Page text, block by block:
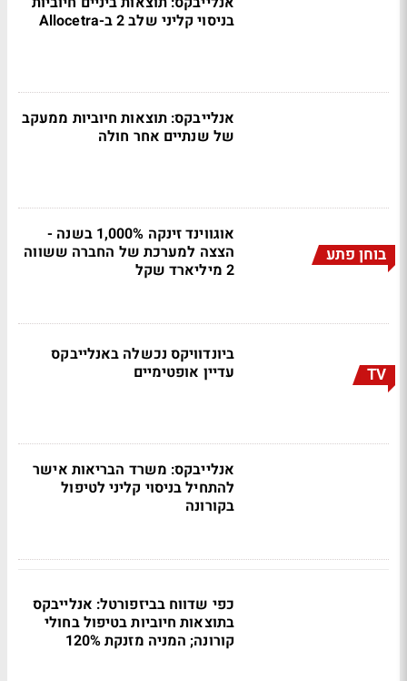
בניסוי קליני שלב 2 ב-Allocetra
אנלייבקס: תוצאות חיוביות ממעקב
של שנתיים אחר חולה
בוחן פתע
אוגווינד זינקה 1,000% בשנה -
הצצה למערכת של החברה ששווה
2 מיליארד שקל
TV
ביונדוויקס נכשלה באנלייבקס
עדיין אופטימיים
אנלייבקס: משרד הבריאות אישר
להתחיל בניסוי קליני לטיפול
בקורונה
כפי שדווח בביזפורטל: אנלייבקס
בתוצאות חיוביות בטיפול בחולי
קורונה; המניה מזנקת 120%